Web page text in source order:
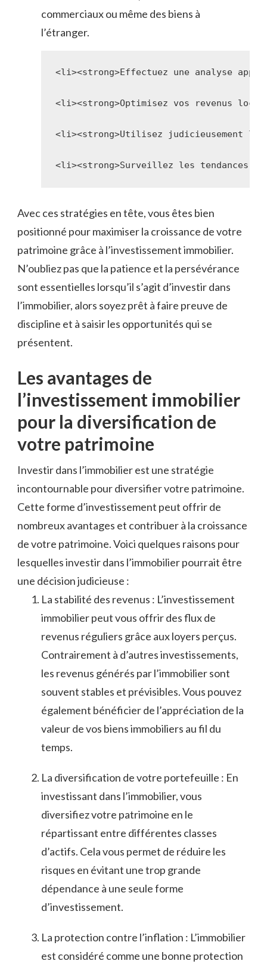
commerciaux ‌ou même des biens à
l’étranger.
<li><strong>Effectuez une analyse
<li><strong>Optimisez vos revenus
<li><strong>Utilisez judicieusement
<li><strong>Surveillez les tendances
Avec‍ ces stratégies en tête, vous êtes​ bien
positionné ⁣pour ​maximiser ‌la croissance de votre​
patrimoine grâce à l’investissement immobilier.
‍N’oubliez​ pas que la patience⁣ et la persévérance⁢
sont essentielles lorsqu’il s’agit d’investir dans⁢
l’immobilier, alors soyez prêt⁢ à faire ​preuve de
discipline et⁤ à saisir les ​opportunités qui se
présentent.
Les avantages de
‍l’investissement immobilier
pour la diversification de
votre patrimoine
Investir dans l’immobilier‍ est une stratégie
incontournable​ pour diversifier votre patrimoine.
Cette⁢ forme d’investissement​ peut​ offrir‍ de
nombreux avantages et contribuer à la croissance
de votre patrimoine. Voici quelques‌ raisons ​pour
lesquelles investir dans l’immobilier pourrait être
une décision⁣ judicieuse :
La ⁤stabilité des revenus : L’investissement
immobilier peut vous offrir des flux ​de
revenus⁤ réguliers ⁣grâce ‍aux⁣ loyers perçus.
Contrairement à d’autres investissements,
les‍ revenus générés par l’immobilier sont
souvent stables et⁢ prévisibles. Vous pouvez
également bénéficier de l’appréciation ⁢de la
valeur de vos ​biens immobiliers au fil du
temps.
La diversification de votre portefeuille : ‌En​
investissant dans l’immobilier, ⁤vous
diversifiez votre patrimoine en le
⁢répartissant entre différentes classes
d’actifs. Cela vous permet de réduire les
risques en évitant⁤ une​ trop grande
dépendance à une seule ‌forme
d’investissement.
La protection contre l’inflation : L’immobilier
‍est considéré comme une bonne protection